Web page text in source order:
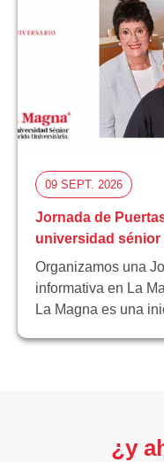
09 SEPT. 2026
Jornada de
universidad
Organizamos una
informativa en La
La Magna es una
¿y